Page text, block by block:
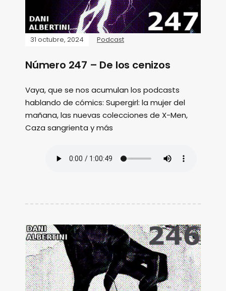
31 octubre, 2024 Podcast
Número 247 – De los cenizos
Vaya, que se nos acumulan los podcasts
hablando de cómics: Supergirl: la mujer del
mañana, las nuevas colecciones de X-Men,
Caza sangrienta y más